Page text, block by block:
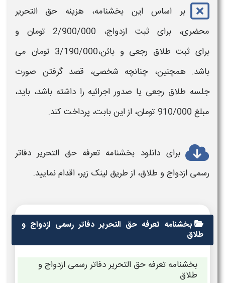
بر اساس این بخشنامه، هزینه حق التحریر
محضری، برای ثبت ازدواج، 2/900/000 تومان و
برای ثبت طلاق رجعی و بائن،3/190/000 تومان می
باشد. همچنین، چنانچه شخصی، قصد گرفتن صورت
جلسه طلاق رجعی یا صدور اجرائیه را داشته باشد، باید،
مبلغ 910/000 تومان، از این بابت، پرداخت کند.
برای دانلود بخشنامه تعرفه حق التحریر دفاتر
رسمی ازدواج و طلاق، از طریق لینک زیر، اقدام نمایید.
بخشنامه تعرفه حق التحریر دفاتر رسمی ازدواج و
طلاق
بخشنامه تعرفه حق التحریر دفاتر رسمی ازدواج و
طلاق